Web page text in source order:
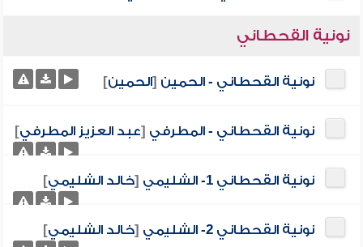
نونية القحطاني
نونية القحطاني - الحمين [الحمين]
نونية القحطاني - المطرفي [عبد العزيز المطرفي]
نونية القحطاني 1- الشليمي [خالد الشليمي]
نونية القحطاني 2- الشليمي [خالد الشليمي]